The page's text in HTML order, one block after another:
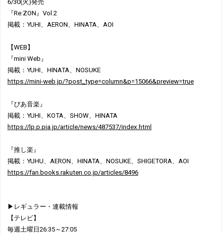
6/30(火)発売
『Re:ZON』Vol.2
掲載：YUHI、AERON、HINATA、AOI
【WEB】
『mini Web』
掲載：YUHI、HINATA、NOSUKE
https://mini-web.jp/?post_type=column&p=15066&preview=true
『ぴあ音楽』
掲載：YUHI、KOTA、SHOW、HINATA
https://lp.p.pia.jp/article/news/487537/index.html
『推し楽』
掲載：YUHU、AERON、HINATA、NOSUKE、SHIGETORA、AOI
https://fan.books.rakuten.co.jp/articles/8496
▶レギュラー・連載情報
【テレビ】
毎週土曜日26:35～27:05